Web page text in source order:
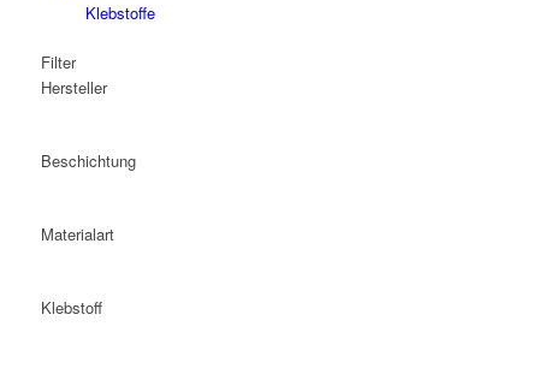
Klebstoffe
Filter
Hersteller
Beschichtung
Materialart
Klebstoff